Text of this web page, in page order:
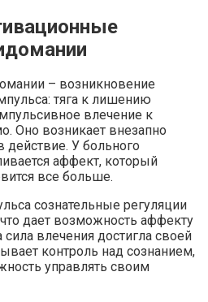
– возникновение
тяга к лишению
влечение к
Оно возникает внезапно
действие. У больного
аффект, который
все больше.
сознательные регуляции
дает возможность аффекту
влечения достигла своей
контроль над сознанием,
управлять своим